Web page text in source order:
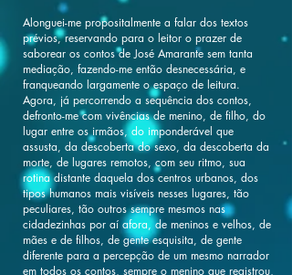
Alonguei-me propositalmente a falar dos textos
prévios, reservando para o leitor o prazer de
saborear os contos de José Amarante sem tanta
mediação, fazendo-me então desnecessária, e
franqueando largamente o espaço de leitura.
Agora, já percorrendo a sequência dos contos,
defronto-me com vivências de menino, de filho, do
lugar entre os irmãos, do imponderável que
assusta, da descoberta do sexo, da descoberta da
morte, de lugares remotos, com seu ritmo, sua
rotina distante daquela dos centros urbanos, dos
tipos humanos mais visíveis nesses lugares, tão
peculiares, tão outros sempre mesmos nas
cidadezinhas por aí afora, de meninos e velhos, de
mães e de filhos, de gente esquisita, de gente
diferente para a percepção de um mesmo narrador
em todos os contos, sempre o menino que registrou,